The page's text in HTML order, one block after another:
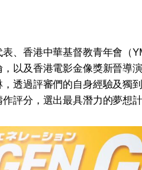
、香港中華基督教青年會（
以及香港電影金像獎新晉導
透過評審們的自身經驗及獨
評分，選出最具潛力的夢想計